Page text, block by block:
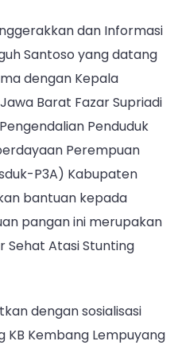
dan Informasi
Santoso yang datang
dengan Kepala
Barat Fazar Supriadi
Penduduk
Perempuan
P3A) Kabupaten
bantuan kepada
pangan ini merupakan
Sehat Atasi Stunting
dengan sosialisasi
Kembang Lempuyang